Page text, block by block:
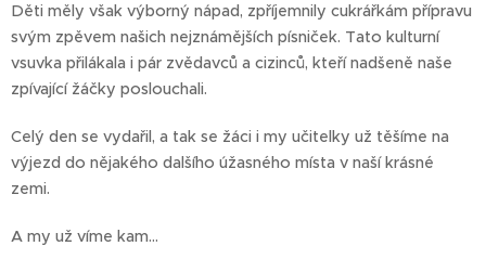
Děti měly však výborný nápad, zpříjemnily cukrářkám přípravu
svým zpěvem našich nejznámějších písniček. Tato kulturní
vsuvka přilákala i pár zvědavců a cizinců, kteří nadšeně naše
zpívající žáčky poslouchali.
Celý den se vydařil, a tak se žáci i my učitelky už těšíme na
výjezd do nějakého dalšího úžasného místa v naší krásné
zemi.
A my už víme kam…